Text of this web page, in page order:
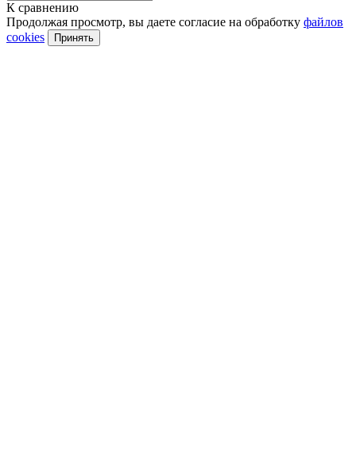
К сравнению
Продолжая просмотр, вы даете согласие на обработку файлов
cookies
Принять